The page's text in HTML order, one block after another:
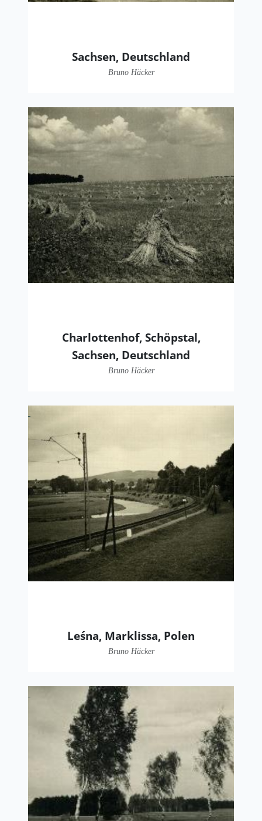
Sachsen, Deutschland
Bruno Häcker
Charlottenhof, Schöpstal,
Sachsen, Deutschland
Bruno Häcker
Leśna, Marklissa, Polen
Bruno Häcker